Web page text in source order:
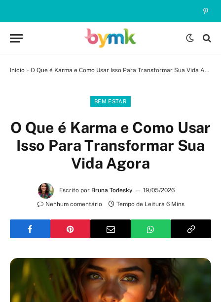
Início » O Que é Karma e Como Usar Isso Para Transformar Sua Vida Agora
BEM ESTAR
O Que é Karma e Como Usar
Isso Para Transformar Sua
Vida Agora
Escrito por Bruna Todesky
19/05/2026
Nenhum comentário
Tempo de Leitura 6 Mins